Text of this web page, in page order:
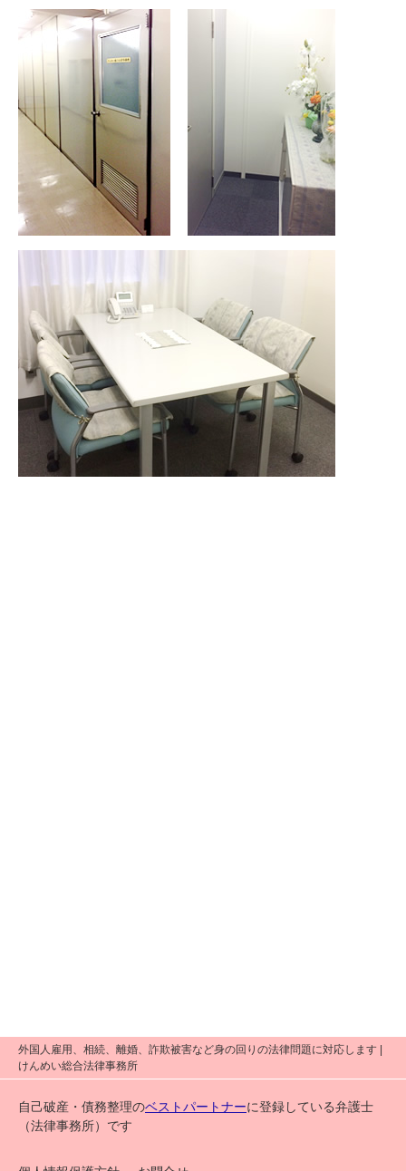
外国人雇用、相続、離婚、詐欺被害など身の回りの法律問題に対応します |
けんめい総合法律事務所
自己破産・債務整理のベストパートナーに登録している弁護士
（法律事務所）です